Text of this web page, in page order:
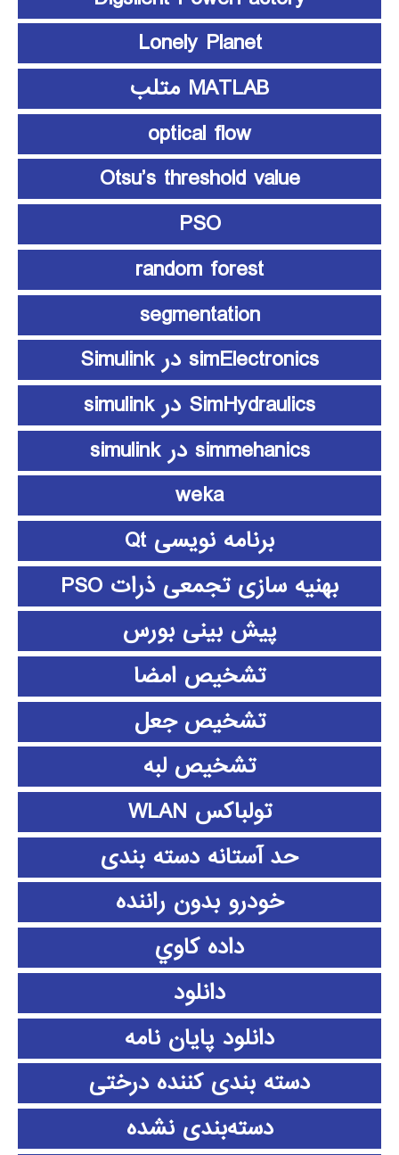
Lonely Planet
MATLAB متلب
optical flow
Otsu’s threshold value
PSO
random forest
segmentation
simElectronics در Simulink
SimHydraulics در simulink
simmehanics در simulink
weka
برنامه نویسی Qt
بهنیه سازی تجمعی ذرات PSO
پیش بینی بورس
تشخیص امضا
تشخیص جعل
تشخیص لبه
تولباکس WLAN
حد آستانه دسته بندی
خودرو بدون راننده
داده كاوي
دانلود
دانلود پايان نامه
دسته بندی کننده درختی
دسته‌بندی نشده